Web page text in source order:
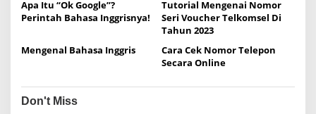
t
o
Apa Itu “Ok Google”?
Perintah Bahasa Inggrisnya!
Tutorial Mengenai Nomor
Seri Voucher Telkomsel Di
Tahun 2023
Mengenal Bahasa Inggris
Cara Cek Nomor Telepon
Secara Online
Don't Miss